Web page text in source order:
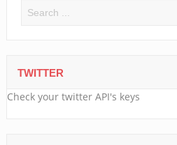
TWITTER
Check your twitter API's keys